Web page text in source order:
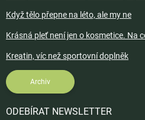
Když tělo přepne na léto, ale my ne
Krásná pleť není jen o kosmetice. Na
Kreatin, víc než sportovní doplněk
Archiv
ODEBÍRAT NEWSLETTER